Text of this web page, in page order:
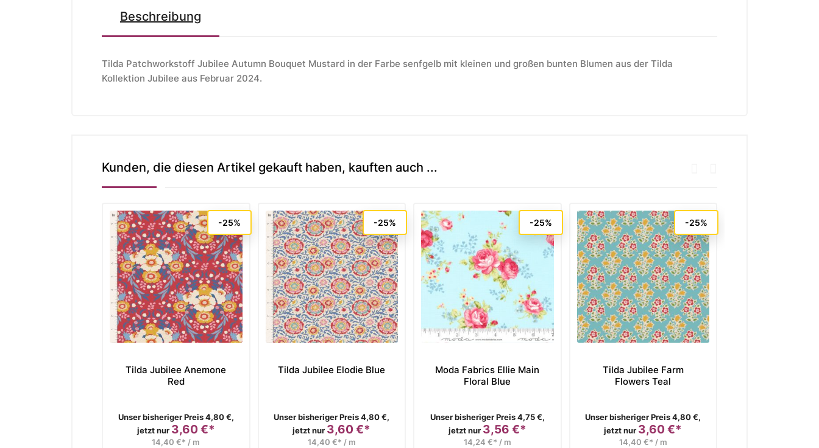
Beschreibung
Tilda Patchworkstoff Jubilee Autumn Bouquet Mustard in der Farbe senfgelb mit kleinen und großen bunten Blumen aus der Tilda
Kollektion Jubilee aus Februar 2024.
Kunden, die diesen Artikel gekauft haben, kauften auch ...
Tilda Jubilee Anemone
Red
Verkaufspreis
Unser bisheriger Preis 4,80 €,
jetzt nur
-25%
Preis
3,60 €*
14,40 €* / m
Tilda Jubilee Elodie Blue
Verkaufspreis
Unser bisheriger Preis 4,80 €,
jetzt nur
-25%
Preis
3,60 €*
14,40 €* / m
Moda Fabrics Ellie Main
Floral Blue
Verkaufspreis
Unser bisheriger Preis 4,75 €,
jetzt nur
-25%
Preis
3,56 €*
14,24 €* / m
Tilda Jubilee Farm
Flowers Teal
Verkaufspreis
Unser bisheriger Preis 4,80 €,
jetzt nur
-25%
Preis
3,60 €*
14,40 €* / m